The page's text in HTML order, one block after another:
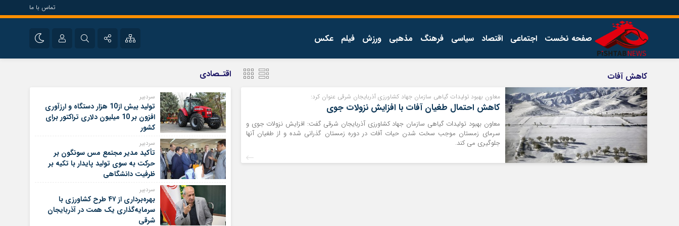
تماس با ما
صفحه نخست اجتماعی اقتصاد سیاسی فرهنگ مذهبی ورزش فیلم عکس
سروش
ایتا
آپارات
رمز عبور
مرا به خاطر بسپار
اجتماعی
اقتصاد
سیاسی
فرهنگ
گالری فیلم
گالری عکس
اقتصاد
فرهنگ
کاهش آفات
معاون بهبود تولیدات گیاهی سازمان جهاد کشاورزی آذربایجان شرقی عنوان کرد:
کاهش احتمال طغیان آفات با افزایش نزولات جوی
معاون بهبود تولیدات گیاهی سازمان جهاد کشاورزی آذربایجان شرقی گفت: افزایش نزولات جوی و
سرمای زمستان موجب سخت شدن حیات آفات در دوره زمستان گذرانی شده و از طغیان آنها
جلوگیری می کند.
اقتـصادی
سردبیر
تولید بیش از10 هزار دستگاه و ارزآوری
افزون بر 10 میلیون دلاری تراکتور برای
کشور
سردبیر
تأکید مدیر مجتمع مس سونگون بر
حرکت به سوی تولید پایدار با تکیه بر
ظرفیت دانشگاهی
سردبیر
بهره‌برداری از ۴۷ طرح کشاورزی با
سرمایه‌گذاری یک همت در آذربایجان
شرقی